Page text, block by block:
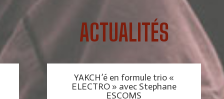
ACTUALITÉS
YAKCH’é en formule trio «
ELECTRO » avec Stephane
ESCOMS